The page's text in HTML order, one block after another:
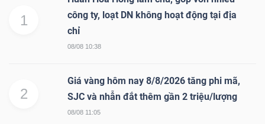
1
công ty, loạt DN không hoạt động tại địa
chỉ
08/08 10:38
2
Giá vàng hôm nay 8/8/2026 tăng phi mã,
SJC và nhẫn đắt thêm gần 2 triệu/lượng
08/08 11:05